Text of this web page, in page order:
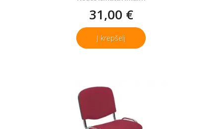
31,00 €
Į krepšelį